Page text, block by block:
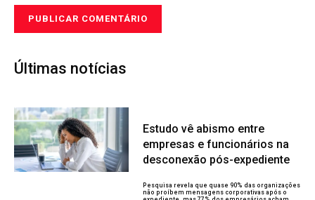
Últimas notícias
Estudo vê abismo entre
empresas e funcionários na
desconexão pós-expediente
Pesquisa revela que quase 90% das organizações
não proíbem mensagens corporativas após o